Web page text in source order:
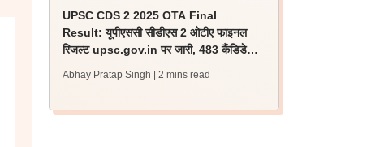
UPSC CDS 2 2025 OTA Final
Result: यूपीएससी सीडीएस 2 ओटीए फाइनल
रिजल्ट upsc.gov.in पर जारी, 483 कैंडिडेट
Abhay Pratap Singh | 2 mins read